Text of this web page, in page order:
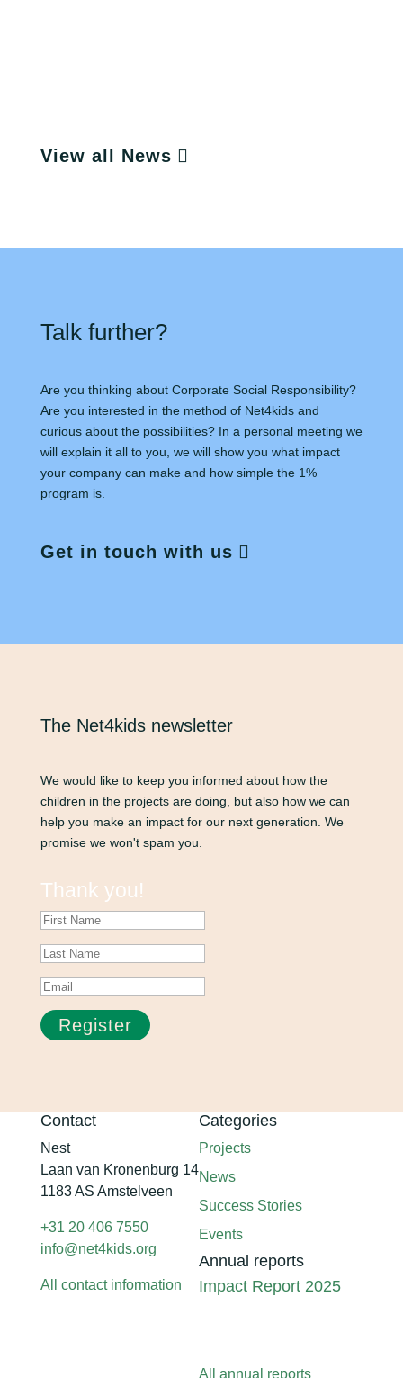
View all News
Talk further?
Are you thinking about Corporate Social Responsibility?
Are you interested in the method of Net4kids and
curious about the possibilities? In a personal meeting we
will explain it all to you, we will show you what impact
your company can make and how simple the 1%
program is.
Get in touch with us
The Net4kids newsletter
We would like to keep you informed about how the
children in the projects are doing, but also how we can
help you make an impact for our next generation. We
promise we won't spam you.
Thank you!
Register
Contact
Nest
Laan van Kronenburg 14
1183 AS Amstelveen
+31 20 406 7550
info@net4kids.org
All contact information
Categories
Projects
News
Success Stories
Events
Annual reports
Impact Report 2025
All annual reports